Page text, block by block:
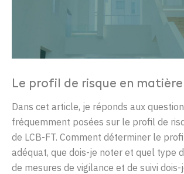
Le profil de risque en matière
Dans cet article, je réponds aux
fréquemment posées sur le profil de
de LCB-FT. Comment déterminer le
adéquat, que dois-je noter et quel type
de mesures de vigilance et de suivi